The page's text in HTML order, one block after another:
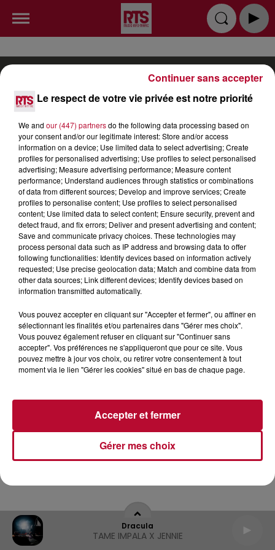
Dracula
TAME IMPALA X JENNIE
RADIO INFOS PODCAST
TOP INDÉ CKOI CE TITRE ? SORTIR
JEUX PUBLICITÉ CONTACT
Gestion des cookies Mentions Légales (CGU)
Plan du site
Le respect de votre vie privée est notre priorité
We and our (447) partnersdo the following data processing based on
your consent and/or our legitimate interest: Store and/or access
information on a device; Use limited data to select advertising; Create
profiles for personalised advertising; Use profiles to select personalised
advertising; Measure advertising performance; Measure content
performance; Understand audiences through statistics or combinations
of data from different sources; Develop and improve services; Create
profiles to personalise content; Use profiles to select personalised
content; Use limited data to select content; Ensure security, prevent and
detect fraud, and fix errors; Deliver and present advertising and content;
Save and communicate privacy choices. These technologies may
process personal data such as IP address and browsing data to offer
following functionalities: Identify devices based on information actively
requested; Use precise geolocation data; Match and combine data from
other data sources; Link different devices; Identify devices based on
information transmitted automatically.
Vous pouvez accepter en cliquant sur "Accepter et fermer", ou affiner en
sélectionnant les finalités et/ou partenaires dans "Gérer mes choix".
Vous pouvez également refuser en cliquant sur "Continuer sans
accepter". Vos préférences ne s'appliqueront que pour ce site. Vous
pouvez mettre à jour vos choix, ou retirer votre consentement à tout
moment via le lien "Gérer les cookies" situé en bas de chaque page.
Gérer mes choix
Accepter et fermer
Continuer sans accepter